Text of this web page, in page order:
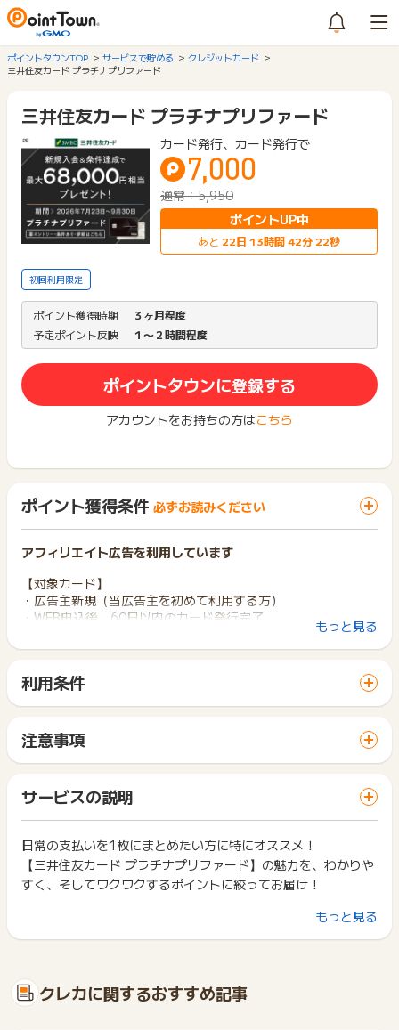
ポイントタウンTOP サービスで貯める
クレジットカード
三井住友カード プラチナプリファード
三井住友カード プラチナプリファード
カード発行、カード発行で
7,000
通常：5,950
ポイントUP中
あと 22日 13時間42分 22秒
初回利用限定
ポイント獲得時期
３ヶ月程度
予定ポイント反映
１〜２時間程度
ポイントタウンに登録する
アカウントをお持ちの方はこちら
ポイント獲得条件 必ずお読みください
アフィリエイト広告を利用しています
【対象カード】
・広告主新規（当広告主を初めて利用する方）
・WEB申込後、60日以内のカード発行完了
・対象カード：三井住友カード プラチナプリファード
※他三井住友カードの券種をお持ちの方でも、三井住友カード
ます
※既に家族カードをお持ちの場合でも、ご本人名義の本カード発
※「即時発行」も「通常発行」もどちらでも対象となります
即時発行：カードの到着を待たず、電話認証で最短10秒でカ
ードが利用可能（※即時発行できない場合がります）
通常発行：カードが手元に到着し、Vpassアプリダウンロー
ド後カード利用可能
【獲得対象外】
※不備･不正･虚偽･重複･いたずら･キャンセル
※カード発行に至らなかった場合
※同一ユーザーの二回目以降の発券
※既に三井住友カード プラチナプリファードのクレジットカー
ドをお持ちの場合
※ポイント付与時点でカードを解約している場合
※三井住友カード プラチナプリファードのお申込みではなかっ
もっと見る
利用条件
サイトに移動してからお申し込みやお買い物が完了するまでの
間に、同じブラウザ（※）で他のサイトに移動した場合はポイン
ト獲得ができません。
ス・お買い物利用時で、デバイス・ブラウザが異なる場合はポ
イント獲得ができません。
2回以上同じお買い物・サービスをご利用される場合は、毎回
ポイントタウンに戻り、「 カード発行でポイントGET 」ボタ
ンを押してからご利用ください。
下記の事項に該当する場合、広告主側で対象外とみなし、「獲
・他のポイントサイトや比較サイト、検索サイトなどを経由し
て一度でも同サービス・お買い物を利用されたことがある場合
注意事項
一部のサービスにつきましては、1商品につき10円単位の金額
は切り捨てとなります。
ポイント獲得が1ポイント未満のものは切り捨てとなり、ポイ
ント履歴には記載されません。
原則として広告主側のポイント等を利用して支払われた金額分
につきましては、ポイントタウンのポイント獲得の対象には含
まれません。
広告主が運営しているサービスの都合もしくは会員様の都合で
商品の交換や一部でもキャンセルされた場合、ポイントが無効
になる可能性もございます。
ン期間が予告なしに変更される場合がございますが、ご利用さ
れた時点の条件が適用されます。
条件を達成しているかどうかは各広告主ではなく、代理店が行
サービスの説明
日常の支払いを1枚にまとめたい方に特にオススメ！
【三井住友カード プラチナプリファード】の魅力を、わかりや
すく、そしてワクワクするポイントに絞ってお届け！
三井住友カード プラチナプリファードは、なんといってもポイ
基本還元率が1%なので、使えば使うほどポイントがザクザク貯
まります！さらに、宿泊予約サイト・ふるさと納税サイト等の
もっと見る
クレカに関するおすすめ記事